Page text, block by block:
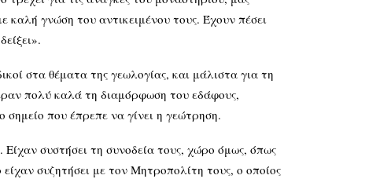
καλή γνώση του αντικειμένου τους. Έχουν πέσει
στα θέματα της γεωλογίας, και μάλιστα για τη
πολύ καλά τη διαμόρφωση του εδάφους,
σημείο που έπρεπε να γίνει η γεώτρηση.
συστήσει τη συνοδεία τους, χώρο όμως, όπως
συζητήσει με τον Μητροπολίτη τους, ο οποίος